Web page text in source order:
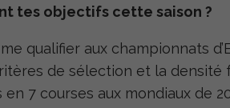
tes objectifs cette saison ?
qualifier aux championnats
de sélection et la
en 7 courses aux mondiaux de